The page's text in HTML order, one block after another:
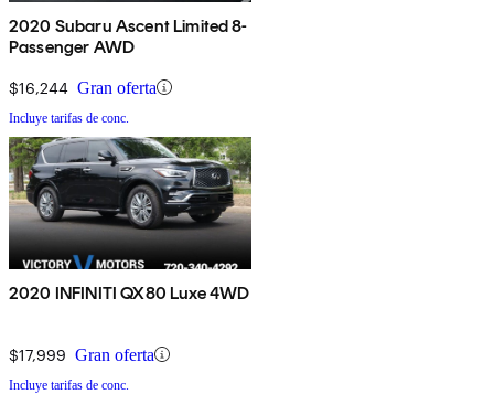
2020 Subaru Ascent Limited 8-
Passenger AWD
$16,244 Gran oferta
Incluye tarifas de conc.
2020 INFINITI QX80 Luxe 4WD
$17,999 Gran oferta
Incluye tarifas de conc.